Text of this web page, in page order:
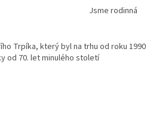
Jsme rodinná
Trpíka, který byl na trhu od roku 1990
od 70. let minulého století